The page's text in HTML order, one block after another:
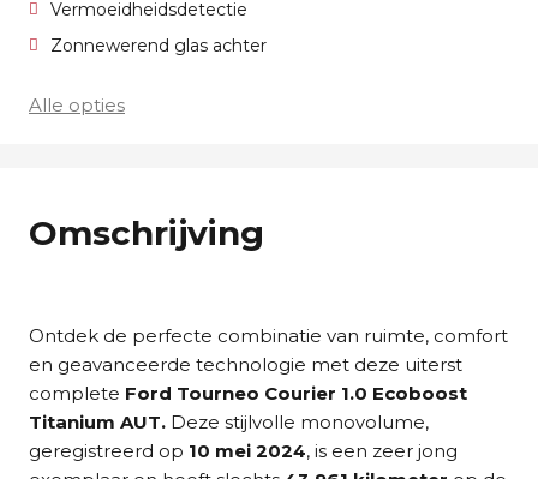
Vermoeidheidsdetectie
Zonnewerend glas achter
Alle opties
Omschrijving
Ontdek de perfecte combinatie van ruimte, comfort
en geavanceerde technologie met deze uiterst
complete Ford Tourneo Courier 1.0 Ecoboost
Titanium AUT. Deze stijlvolle monovolume,
geregistreerd op 10 mei 2024, is een zeer jong